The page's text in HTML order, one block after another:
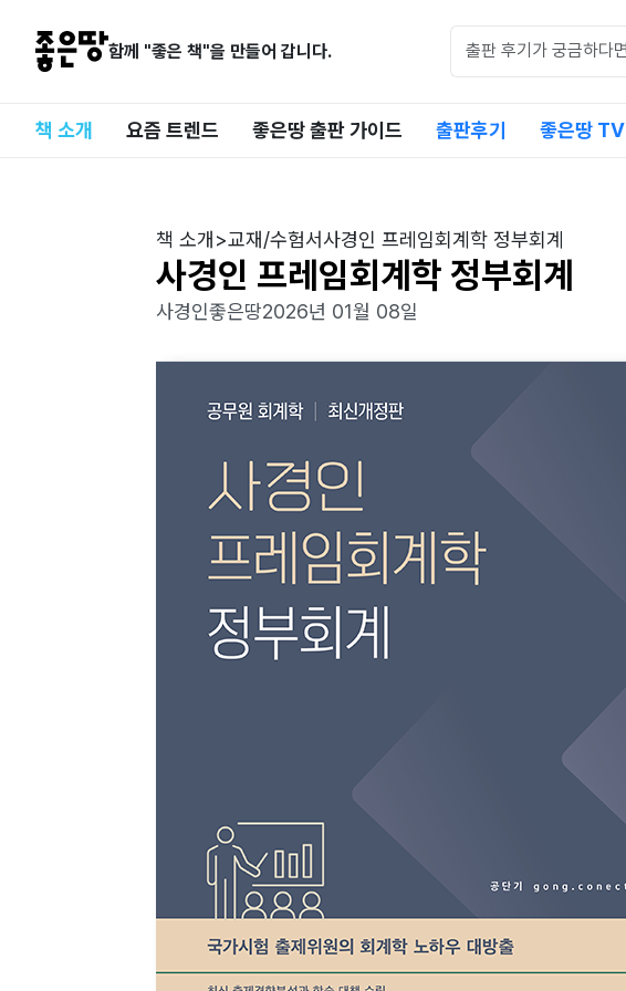
함께 "좋은 책"을 만들어 갑니다.
책 소개 요즘 트렌드 좋은땅 출판 가이드 출판후기 좋은땅 TV
책 소개 >교재/수험서사경인 프레임회계학 정부회계
사경인 프레임회계학 정부회계
사경인좋은땅2026년 01월 08일